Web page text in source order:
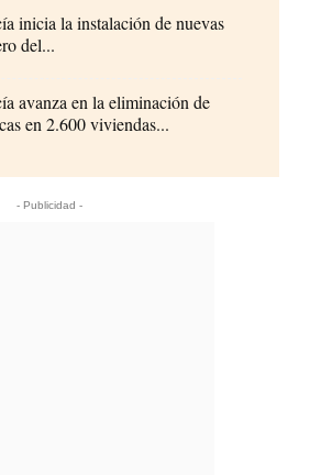
inicia la instalación de nuevas
del...
avanza en la eliminación de
en 2.600 viviendas...
- Publicidad -